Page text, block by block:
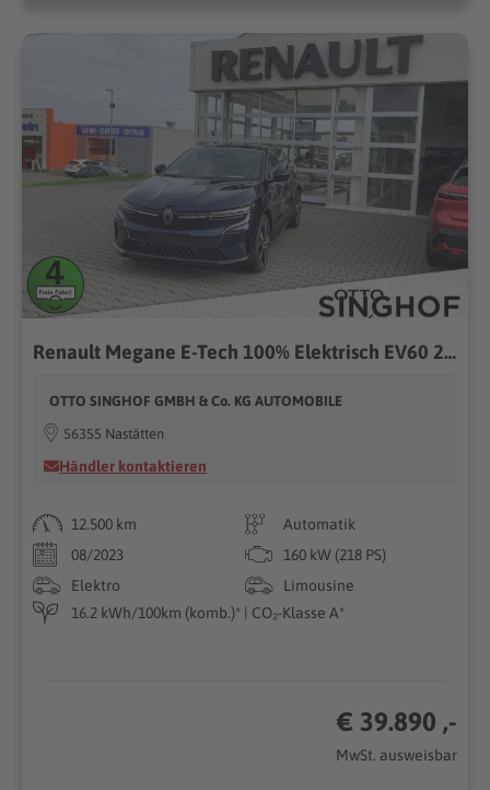
Renault Megane E-Tech 100% Elektrisch EV60 220 Techno (60 kWh)
OTTO SINGHOF GMBH & Co. KG AUTOMOBILE
56355 Nastätten
Händler kontaktieren
12.500 km
Automatik
08/2023
160 kW (218 PS)
Elektro
Limousine
16.2 kWh/100km (komb.)* | CO₂-Klasse A*
€ 39.890 ,-
MwSt. ausweisbar